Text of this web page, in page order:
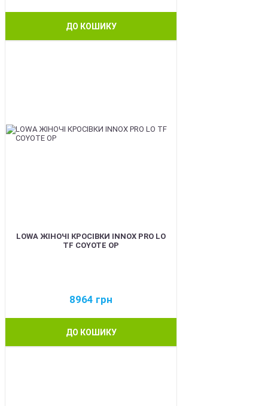
ДО КОШИКУ
LOWA ЖІНОЧІ КРОСІВКИ INNOX PRO LO
TF COYOTE OP
8964 грн
ДО КОШИКУ